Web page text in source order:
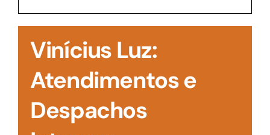
Acesso à Informação
Vinícius Luz:
Atendimentos e
Despachos